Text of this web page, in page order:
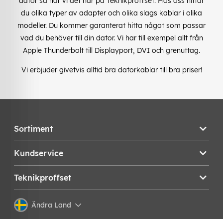
du olika typer av adapter och olika slags kablar i olika
modeller. Du kommer garanterat hitta något som passar
vad du behöver till din dator. Vi har till exempel allt från
Apple Thunderbolt till Displayport, DVI och grenuttag.
Vi erbjuder givetvis alltid bra datorkablar till bra priser!
Sortiment
Kundservice
Teknikproffset
Ändra Land